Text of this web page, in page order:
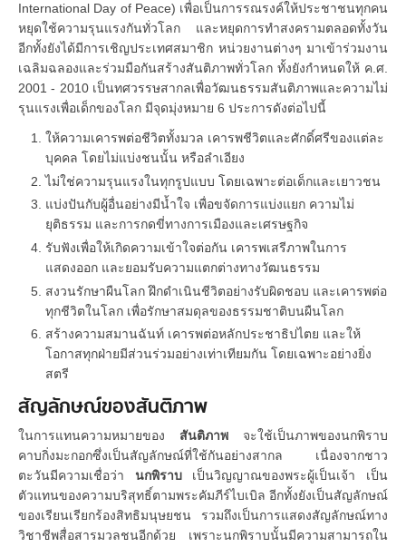
International Day of Peace) เพื่อเป็นการรณรงค์ให้ประชาชนทุกคน
หยุดใช้ความรุนแรงกันทั่วโลก และหยุดการทำสงครามตลอดทั้งวัน
อีกทั้งยังได้มีการเชิญประเทศสมาชิก หน่วยงานต่างๆ มาเข้าร่วมงาน
เฉลิมฉลองและร่วมมือกันสร้างสันติภาพทั่วโลก ทั้งยังกำหนดให้ ค.ศ.
2001 - 2010 เป็นทศวรรษสากลเพื่อวัฒนธรรมสันติภาพและความไม่
รุนแรงเพื่อเด็กของโลก มีจุดมุ่งหมาย 6 ประการดังต่อไปนี้
ให้ความเคารพต่อชีวิตทั้งมวล เคารพชีวิตและศักดิ์ศรีของแต่ละ
บุคคล โดยไม่แบ่งชนนั้น หรือลำเอียง
ไม่ใช่ความรุนแรงในทุกรูปแบบ โดยเฉพาะต่อเด็กและเยาวชน
แบ่งปันกับผู้อื่นอย่างมีน้ำใจ เพื่อขจัดการแบ่งแยก ความไม่
ยุติธรรม และการกดขี่ทางการเมืองและเศรษฐกิจ
รับฟังเพื่อให้เกิดความเข้าใจต่อกัน เคารพเสรีภาพในการ
แสดงออก และยอมรับความแตกต่างทางวัฒนธรรม
สงวนรักษาผืนโลก ฝึกดำเนินชีวิตอย่างรับผิดชอบ และเคารพต่อ
ทุกชีวิตในโลก เพื่อรักษาสมดุลของธรรมชาติบนผืนโลก
สร้างความสมานฉันท์ เคารพต่อหลักประชาธิปไตย และให้
โอกาสทุกฝ่ายมีส่วนร่วมอย่างเท่าเทียมกัน โดยเฉพาะอย่างยิ่ง
สตรี
สัญลักษณ์ของสันติภาพ
ในการแทนความหมายของ สันติภาพ จะใช้เป็นภาพของนกพิราบ
คาบกิ่งมะกอกซึ่งเป็นสัญลักษณ์ที่ใช้กันอย่างสากล เนื่องจากชาว
ตะวันมีความเชื่อว่า นกพิราบเป็นวิญญาณของพระผู้เป็นเจ้า เป็น
ตัวแทนของความบริสุทธิ์ตามพระคัมภีร์ไบเบิล อีกทั้งยังเป็นสัญลักษณ์
ของเรียนเรียกร้องสิทธิมนุษยชน รวมถึงเป็นการแสดงสัญลักษณ์ทาง
วิชาชีพสื่อสารมวลชนอีกด้วย เพราะนกพิราบนั้นมีความสามารถใน